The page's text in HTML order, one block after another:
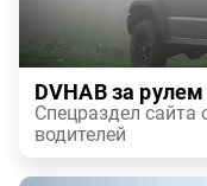
DVHAB за рулем
Спецраздел сайта
водителей